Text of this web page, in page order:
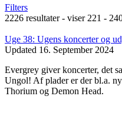
Filters
2226 resultater - viser 221 -
Uge 38: Ugens koncerter og
Updated 16. September 2024
Evergrey giver koncerter, det
Ungol! Af plader er der bl.a.
Thorium og Demon Head.